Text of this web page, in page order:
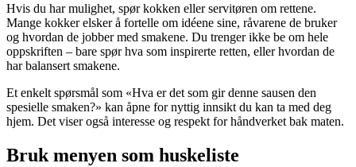
Hvis du har mulighet, spør kokken eller servitøren om rettene.
Mange kokker elsker å fortelle om idéene sine, råvarene de bruker
og hvordan de jobber med smakene. Du trenger ikke be om hele
oppskriften – bare spør hva som inspirerte retten, eller hvordan de
har balansert smakene.
Et enkelt spørsmål som «Hva er det som gir denne sausen den
spesielle smaken?» kan åpne for nyttig innsikt du kan ta med deg
hjem. Det viser også interesse og respekt for håndverket bak maten.
Bruk menyen som huskeliste